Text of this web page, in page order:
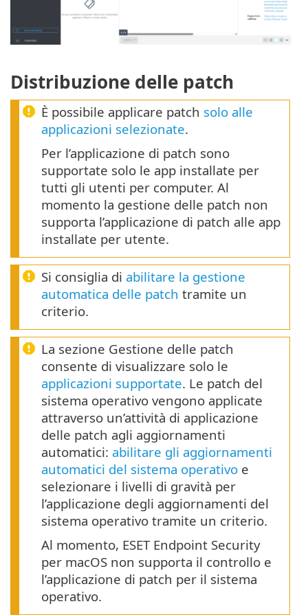
Distribuzione delle patch
È possibile applicare patch solo alle
applicazioni selezionate.
Per l’applicazione di patch sono
supportate solo le app installate per
tutti gli utenti per computer. Al
momento la gestione delle patch non
supporta l’applicazione di patch alle app
installate per utente.
Si consiglia di abilitare la gestione
automatica delle patch tramite un
criterio.
La sezione Gestione delle patch
consente di visualizzare solo le
applicazioni supportate. Le patch del
sistema operativo vengono applicate
attraverso un’attività di applicazione
delle patch agli aggiornamenti
automatici: abilitare gli aggiornamenti
automatici del sistema operativo e
selezionare i livelli di gravità per
l’applicazione degli aggiornamenti del
sistema operativo tramite un criterio.
Al momento, ESET Endpoint Security
per macOS non supporta il controllo e
l’applicazione di patch per il sistema
operativo.